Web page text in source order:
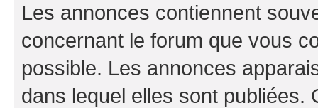
Les annonces contiennent
concernant le forum que vous
possible. Les annonces
dans lequel elles sont publiées.